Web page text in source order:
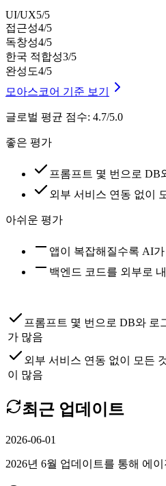
UI/UX5/5
접근성4/5
독창성4/5
한국 적합성3/5
완성도4/5
모아스코어 기준 보기
글로벌 평균 점수: 4.7/5.0
좋은 평가
프롬프트 몇 번으로 DB
외부 서비스 연동 없이
아쉬운 평가
앱이 복잡해질수록 AI
백엔드 코드를 외부로
프롬프트 몇 번으로 DB와 로
가 많음
외부 서비스 연동 없이 모든
이 많음
최근 업데이트
2026-06-01
2026년 6월 업데이트를 통해 에